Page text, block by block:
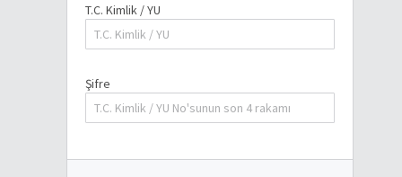
T.C. Kimlik / YU
Şifre